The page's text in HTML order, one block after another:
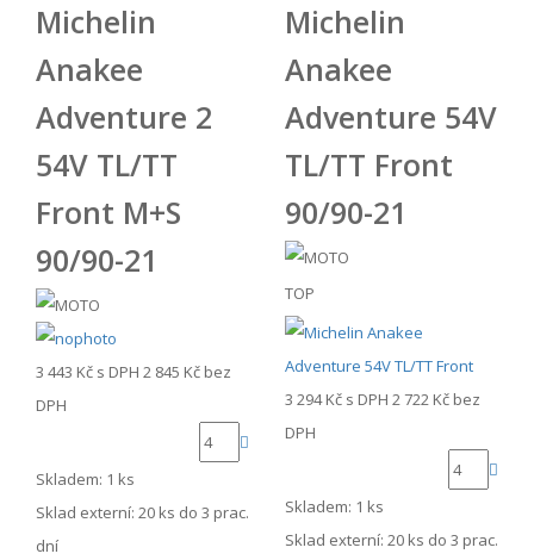
Michelin
Anakee
Adventure 2
54V TL/TT
Front M+S
90/90-21
3 443 Kč s DPH 2 845 Kč bez
DPH
Skladem: 1 ks
Sklad externí: 20 ks do 3 prac.
dní
Michelin
Anakee
Adventure 54V
TL/TT Front
90/90-21
TOP
3 294 Kč s DPH 2 722 Kč bez
DPH
Skladem: 1 ks
Sklad externí: 20 ks do 3 prac.